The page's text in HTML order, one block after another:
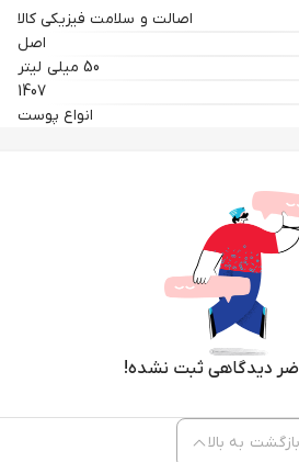
اصالت و سلامت فیزیکی کالا
اصل
50 میلی لیتر
1407
انواع پوست
دیدگاهی ثبت نشده!
بازگشت به بالا